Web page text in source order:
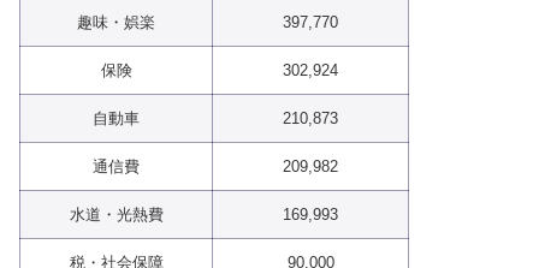
趣味・娯楽 397,770
保険 302,924
自動車 210,873
通信費 209,982
水道・光熱費 169,993
税・社会保障 90,000